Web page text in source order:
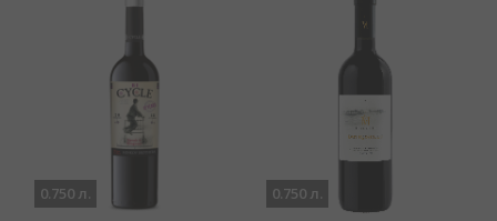
0.750 л. 0.750 л.